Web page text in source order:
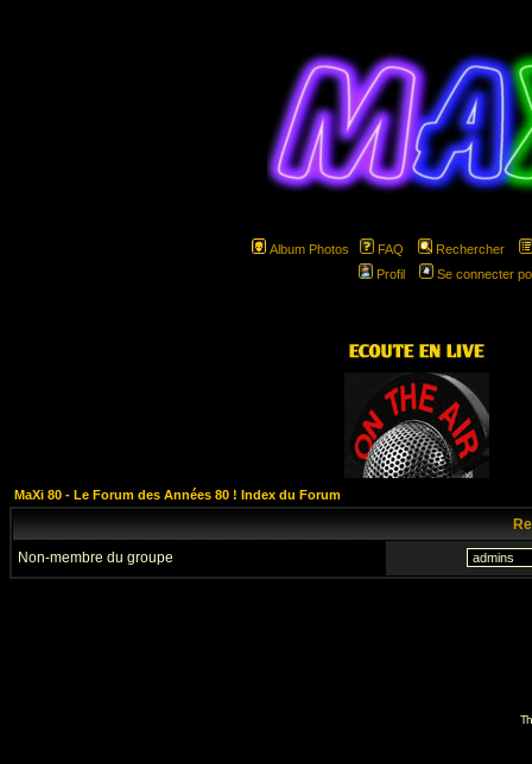
Album Photos FAQ
Rechercher
Profil
Se connecter
MaXi 80 - Le Forum des Années 80 ! Index du Forum
Non-membre du groupe